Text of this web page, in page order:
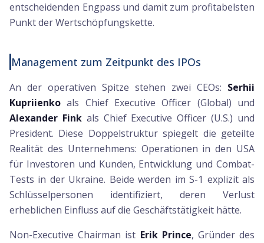
entscheidenden Engpass und damit zum profitabelsten
Punkt der Wertschöpfungskette.
Management zum Zeitpunkt des IPOs
An der operativen Spitze stehen zwei CEOs: Serhii
Kupriienko als Chief Executive Officer (Global) und
Alexander Finkals Chief Executive Officer (U.S.) und
President. Diese Doppelstruktur spiegelt die geteilte
Realität des Unternehmens: Operationen in den USA
für Investoren und Kunden, Entwicklung und Combat-
Tests in der Ukraine. Beide werden im S-1 explizit als
Schlüsselpersonen identifiziert, deren Verlust
erheblichen Einfluss auf die Geschäftstätigkeit hätte.
Non-Executive Chairman ist Erik Prince, Gründer des